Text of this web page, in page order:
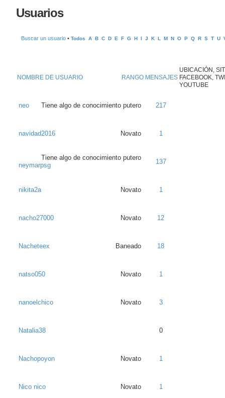
Usuarios
Buscar un usuario • Todos A B C D E F G H I J K L M N O P Q R S T U
RANGO
NOMBRE DE USUARIO MENSAJES
UBICACIÓN,
FACEBOOK,
YOUTUBE
Tiene algo de conocimiento putero
neo 217
Novato
navidad2016 1
Tiene algo de conocimiento putero
neymarpsg
137
Novato
nikita2a 1
Novato
nacho27000 12
Baneado
Nacheteex 18
Novato
natso050 1
Novato
nanoelchico 3
Natalia38 0
Novato
Nachopoyon 1
Novato
Nico nico 1